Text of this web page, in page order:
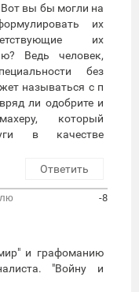
вы бы могли на
их
их
Ведь человек,
без
называться с п
ли одобрите и
который
в качестве
Ответить
-8
и графоманию
"Войну и